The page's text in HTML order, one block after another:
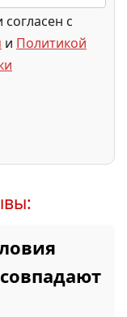
с
и Политикой